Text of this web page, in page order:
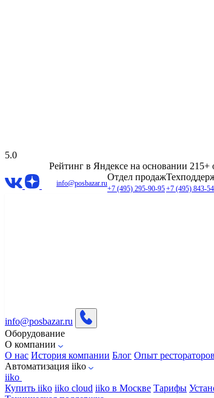
5.0
Рейтинг в Яндексе на основании 215+
info@posbazar.ru
Отдел продаж
+7 (495) 295-90-95+7 (495) 843-
info@posbazar.ru
Оборудование
О компании
О нас История компании Блог Опыт рестораторов
Автоматизация iiko
iiko
Купить iiko iiko cloud iiko в Москве Тарифы